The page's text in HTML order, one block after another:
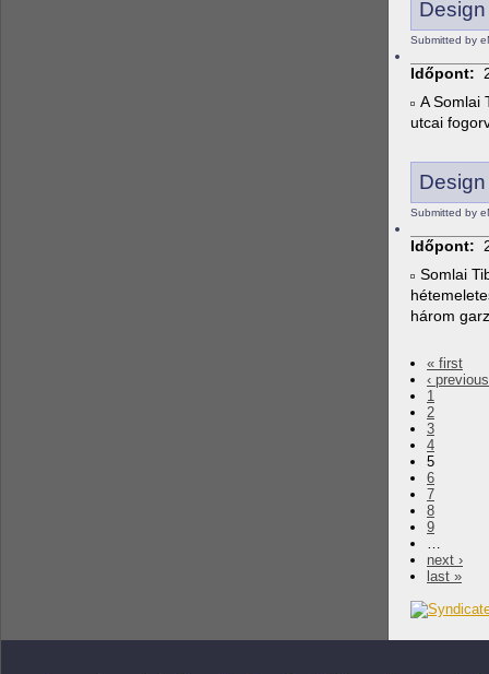
Submitted by
Időpont:
A Somlai
utcai
Submitted by
Időpont:
Somlai
három
« first
‹ previous
1
2
3
4
5
6
7
8
9
next ›
last »